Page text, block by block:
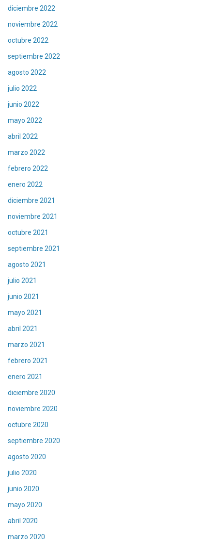
diciembre 2022
noviembre 2022
octubre 2022
septiembre 2022
agosto 2022
julio 2022
junio 2022
mayo 2022
abril 2022
marzo 2022
febrero 2022
enero 2022
diciembre 2021
noviembre 2021
octubre 2021
septiembre 2021
agosto 2021
julio 2021
junio 2021
mayo 2021
abril 2021
marzo 2021
febrero 2021
enero 2021
diciembre 2020
noviembre 2020
octubre 2020
septiembre 2020
agosto 2020
julio 2020
junio 2020
mayo 2020
abril 2020
marzo 2020